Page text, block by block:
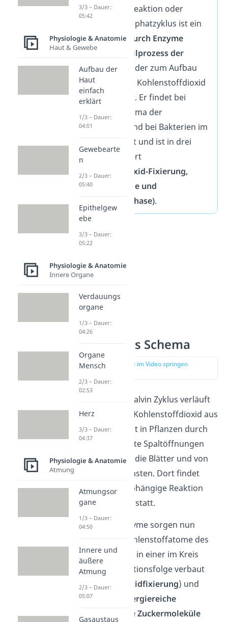
Zyklus), Dunkelreaktion oder
Ribulosebisphosphatzyklus ist ein
kreisförmiger durch Enzyme
katalysierter Teilprozess der
Photosynthese
, der zum Aufbau
von Zuckern aus Kohlenstoffdioxid
der Luft beiträgt. Er findet bei
Pflanzen im Stroma der
Chloroplasten und bei Bakterien im
Cytoplasma statt und ist in drei
Phasen gegliedert
Kohlenstoffdioxid-Fixierung,
Reduktionsphase und
Regenerationsphase).
Calvin Zyklus Schema
zur Stelle im Video springen
Das Schema des Calvin Zyklus verläuft
folgendermaßen: Kohlenstoffdioxid aus
der Luft diffundiert in Pflanzen durch
Poren – sogenannte Spaltöffnungen
oderStomata– in die Blätter und von
da in die Chloroplasten. Dort findet
dann die lichtunabhängige Reaktion
oder Calvin Zyklus statt.
Verschiedene Enzyme sorgen nun
dafür, dass die Kohlenstoffatome des
Kohlenstoffdioxid in einer im Kreis
ablaufenden Reaktionsfolge verbaut
Kohlenstoffdioxidfixierung) und
daraus stabile energiereiche
Verbindungen wie Zuckermoleküle
3/3 – Dauer:
05:42
Physiologie & Anatomie
Haut & Gewebe
Aufbau der
Haut
einfach
erklärt
1/3 – Dauer:
04:01
Gewebearte
n
2/3 – Dauer:
05:40
Epithelgew
ebe
3/3 – Dauer:
05:22
Physiologie & Anatomie
Innere Organe
Verdauungs
organe
1/3 – Dauer:
04:26
Organe
Mensch
2/3 – Dauer:
02:53
Herz
3/3 – Dauer:
04:37
Physiologie & Anatomie
Atmung
Atmungsor
gane
1/3 – Dauer:
04:50
Innere und
äußere
Atmung
2/3 – Dauer:
05:07
Gasaustaus